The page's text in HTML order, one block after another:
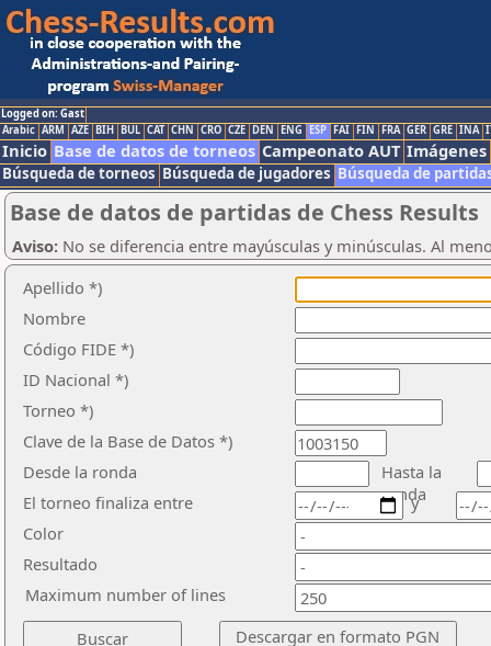
Logged on: Gast
Arabic ARM AZE BIH BUL CAT CHN CRO CZE DEN ENG ESP FAI FIN FRA GER GRE INA
Inicio Base de datos de torneos Campeonato AUT Imágenes
Búsqueda de torneos Búsqueda de jugadores Búsqueda de
Base de datos de partidas de Chess Results
Aviso: No se diferencia entre mayúsculas y minúsculas. Al
Apellido *)
Nombre
Código FIDE *)
ID Nacional *)
Torneo *)
Clave de la Base de Datos *)
Desde la ronda
Hasta la
ronda
El torneo finaliza entre
Color
Resultado
y
Maximum number of lines